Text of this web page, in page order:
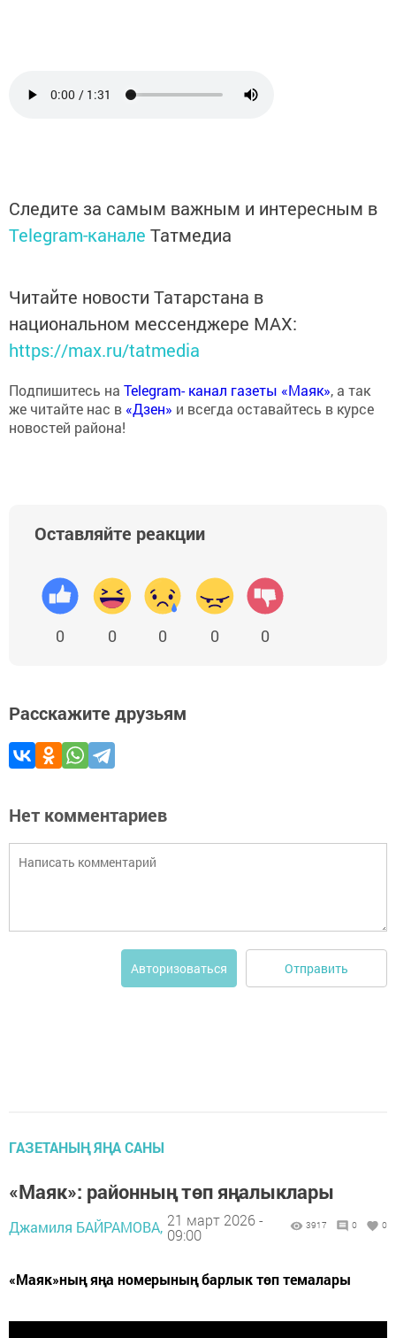
Следите за самым важным и интересным в
Telegram-канале Татмедиа
Читайте новости Татарстана в
национальном мессенджере MАХ:
https://max.ru/tatmedia
Подпишитесь на Telegram- канал газеты «Маяк», а так
же читайте нас в «Дзен» и всегда оставайтесь в курсе
новостей района!
Оставляйте реакции
0 0 0 0 0
Расскажите друзьям
Нет комментариев
Авторизоваться Отправить
ГАЗЕТАНЫҢ ЯҢА САНЫ
«Маяк»: районның төп яңалыклары
Джамиля БАЙРАМОВА, 21 март 2026 -
09:00
3917 0 0
«Маяк»ның яңа номерының барлык төп темалары